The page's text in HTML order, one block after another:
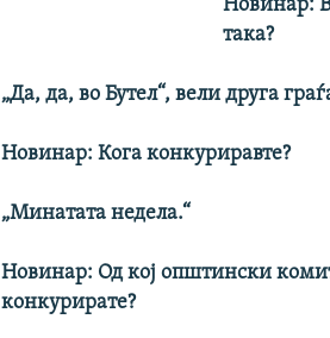
Новинар:
така?
„Да, да, во Бутел“, вели друга
Новинар: Кога конкуриравте?
„Минатата недела.“
Новинар: Од кој општински
конкурирате?